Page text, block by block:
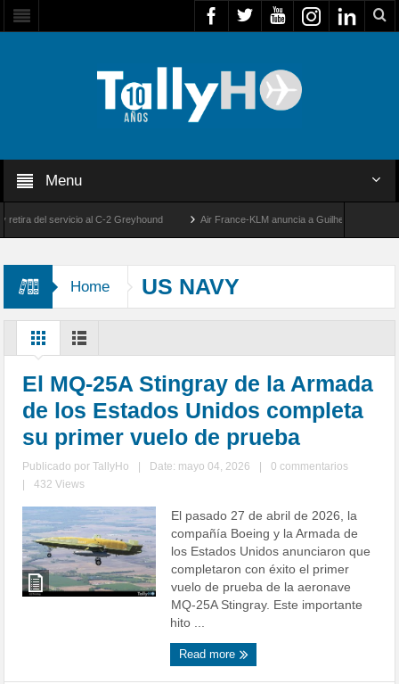
Menu
servicio al C-2 Greyhound Air France-KLM anuncia a Guilhem Mallet como
Home US NAVY
El MQ-25A Stingray de la Armada
de los Estados Unidos completa
su primer vuelo de prueba
Publicado porTallyHo Date: mayo 04, 2026
0 commentarios
432 Views
El pasado 27 de abril de 2026, la
compañía Boeing y la Armada de
los Estados Unidos anunciaron que
completaron con éxito el primer
vuelo de prueba de la aeronave
MQ-25A Stingray. Este importante
hito ...
Read more